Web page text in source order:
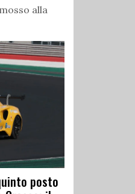
alla
posto